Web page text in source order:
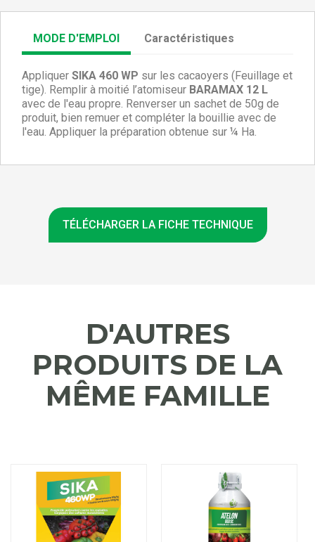
MODE D'EMPLOI Caractéristiques
Appliquer SIKA 460 WP sur les cacaoyers (Feuillage et
tige). Remplir à moitié l’atomiseur BARAMAX 12 L
avec de l'eau propre. Renverser un sachet de 50g de
produit, bien remuer et compléter la bouillie avec de
l'eau. Appliquer la préparation obtenue sur ¼ Ha.
TÉLÉCHARGER LA FICHE TECHNIQUE
D'AUTRES
PRODUITS DE LA
MÊME FAMILLE